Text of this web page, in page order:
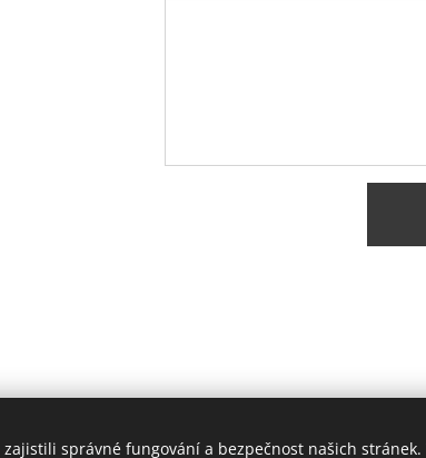
zajistili správné fungování a bezpečnost našich stránek.